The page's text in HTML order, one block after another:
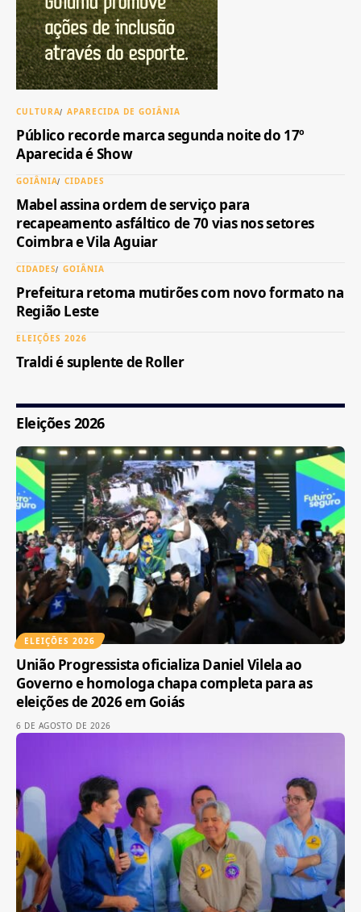
CULTURA APARECIDA DE GOIÂNIA
Público recorde marca segunda noite do 17º
Aparecida é Show
GOIÂNIA CIDADES
Mabel assina ordem de serviço para
recapeamento asfáltico de 70 vias nos setores
Coimbra e Vila Aguiar
CIDADES GOIÂNIA
Prefeitura retoma mutirões com novo formato na
Região Leste
ELEIÇÕES 2026
Traldi é suplente de Roller
Eleições 2026
ELEIÇÕES 2026
União Progressista oficializa Daniel Vilela ao
Governo e homologa chapa completa para as
eleições de 2026 em Goiás
6 DE AGOSTO DE 2026